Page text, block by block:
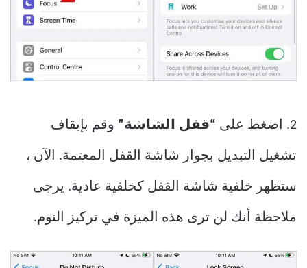
2. اضغط على “قفل الشاشة” وقم بإيقاف
تشغيل التبديل بجوار شاشة القفل المعتمة. الآن ،
ستظهر خلفية شاشة القفل كخلفية عادية. يرجى
ملاحظة أنك لن ترى هذه الميزة في تركيز النوم.